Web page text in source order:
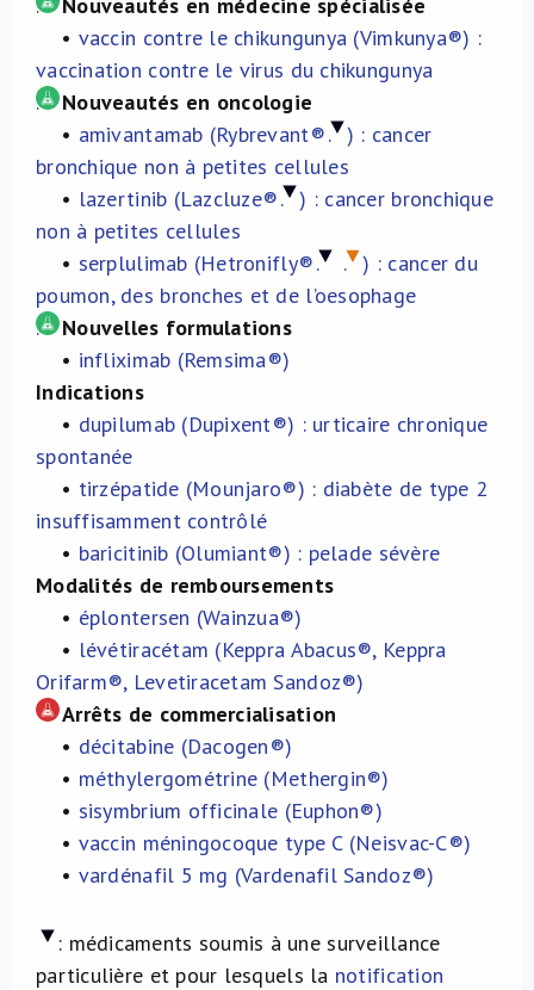
• vaccin contre le chikungunya (Vimkunya®) :
vaccination contre le virus du chikungunya
.
Nouveautés en oncologie
• amivantamab (Rybrevant®. ) : cancer
bronchique non à petites cellules
• lazertinib (Lazcluze®. ) : cancer bronchique
non à petites cellules
• serplulimab (Hetronifly®. . ) : cancer du
poumon, des bronches et de l’oesophage
.
Nouvelles formulations
• infliximab (Remsima®)
Indications
• dupilumab (Dupixent®) : urticaire chronique
spontanée
• tirzépatide (Mounjaro®) : diabète de type 2
insuffisamment contrôlé
• baricitinib (Olumiant®) : pelade sévère
Modalités de remboursements
• éplontersen (Wainzua®)
• lévétiracétam (Keppra Abacus®, Keppra
Orifarm®, Levetiracetam Sandoz®)
Arrêts de commercialisation
• décitabine (Dacogen®)
• méthylergométrine (Methergin®)
• sisymbrium officinale (Euphon®)
• vaccin méningocoque type C (Neisvac-C®)
• vardénafil 5 mg (Vardenafil Sandoz®)
: médicaments soumis à une surveillance
particulière et pour lesquels la notification